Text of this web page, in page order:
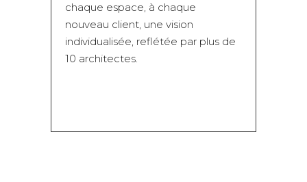
chaque espace, à chaque
nouveau client, une vision
individualisée, reflétée par plus de
10 architectes.